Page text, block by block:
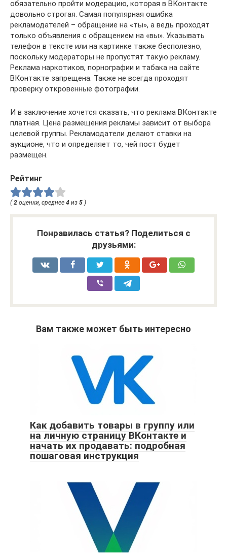
обязательно пройти модерацию, которая в ВКонтакте
довольно строгая. Самая популярная ошибка
рекламодателей – обращение на «ты», а ведь проходят
только объявления с обращением на «вы». Указывать
телефон в тексте или на картинке также бесполезно,
поскольку модераторы не пропустят такую рекламу.
Реклама наркотиков, порнографии и табака на сайте
ВКонтакте запрещена. Также не всегда проходят
проверку откровенные фотографии.
И в заключение хочется сказать, что реклама ВКонтакте
платная. Цена размещения рекламы зависит от выбора
целевой группы. Рекламодатели делают ставки на
аукционе, что и определяет то, чей пост будет
размещен.
Рейтинг
( 2 оценки, среднее 4 из 5 )
Понравилась статья? Поделиться с
друзьями:
Вам также может быть интересно
Как добавить товары в группу или
на личную страницу ВКонтакте и
начать их продавать: подробная
пошаговая инструкция